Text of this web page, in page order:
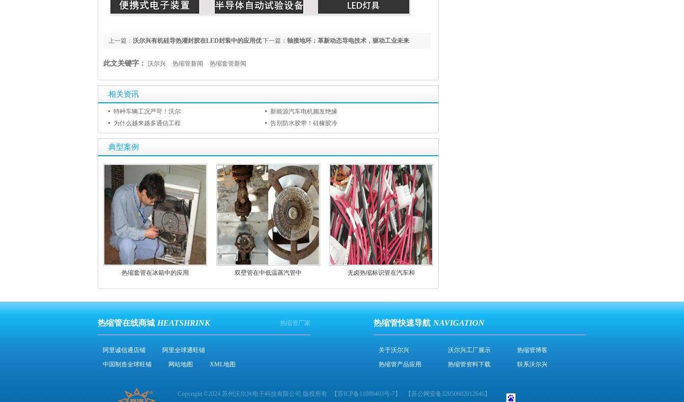
下一篇： 轴接地环：革新动态导电技术，驱动工业未来
上一篇： 沃尔兴有机硅导热灌封胶在LED封装中的应用优
此文关键字： 沃尔兴 热缩管新闻 热缩套管新闻
相关资讯
特种车辆工况严苛！沃尔
新能源汽车电机频发绝缘
为什么越来越多通信工程
告别防水胶带！硅橡胶冷
典型案例
热缩套管在冰箱中的应用 双壁管在中低温蒸汽管中 无卤热缩标识管在汽车和
热缩管在线商城 HEATSHRINK 热缩管厂家
阿里诚信通店铺
阿里全球通旺铺
中国制造全球旺铺
网站地图 XML地图
热缩管快速导航 NAVIGATION
关于沃尔兴 沃尔兴工厂展示
热缩管博客
热缩管产品应用
热缩管资料下载 联系沃尔兴
Copyright ©2024 苏州沃尔兴电子科技有限公司 版权所有 【苏ICP备11080403号-7】 【苏公网安备32050602012646】